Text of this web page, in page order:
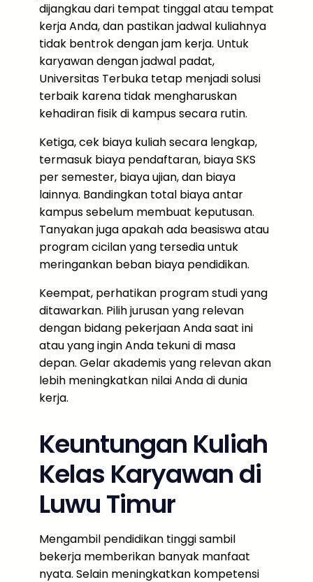
dijangkau dari tempat tinggal atau tempat
kerja Anda, dan pastikan jadwal kuliahnya
tidak bentrok dengan jam kerja. Untuk
karyawan dengan jadwal padat,
Universitas Terbuka tetap menjadi solusi
terbaik karena tidak mengharuskan
kehadiran fisik di kampus secara rutin.
Ketiga, cek biaya kuliah secara lengkap,
termasuk biaya pendaftaran, biaya SKS
per semester, biaya ujian, dan biaya
lainnya. Bandingkan total biaya antar
kampus sebelum membuat keputusan.
Tanyakan juga apakah ada beasiswa atau
program cicilan yang tersedia untuk
meringankan beban biaya pendidikan.
Keempat, perhatikan program studi yang
ditawarkan. Pilih jurusan yang relevan
dengan bidang pekerjaan Anda saat ini
atau yang ingin Anda tekuni di masa
depan. Gelar akademis yang relevan akan
lebih meningkatkan nilai Anda di dunia
kerja.
Keuntungan Kuliah
Kelas Karyawan di
Luwu Timur
Mengambil pendidikan tinggi sambil
bekerja memberikan banyak manfaat
nyata. Selain meningkatkan kompetensi